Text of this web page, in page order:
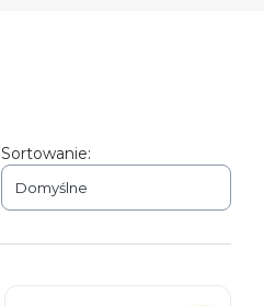
Sortowanie:
Domyślne